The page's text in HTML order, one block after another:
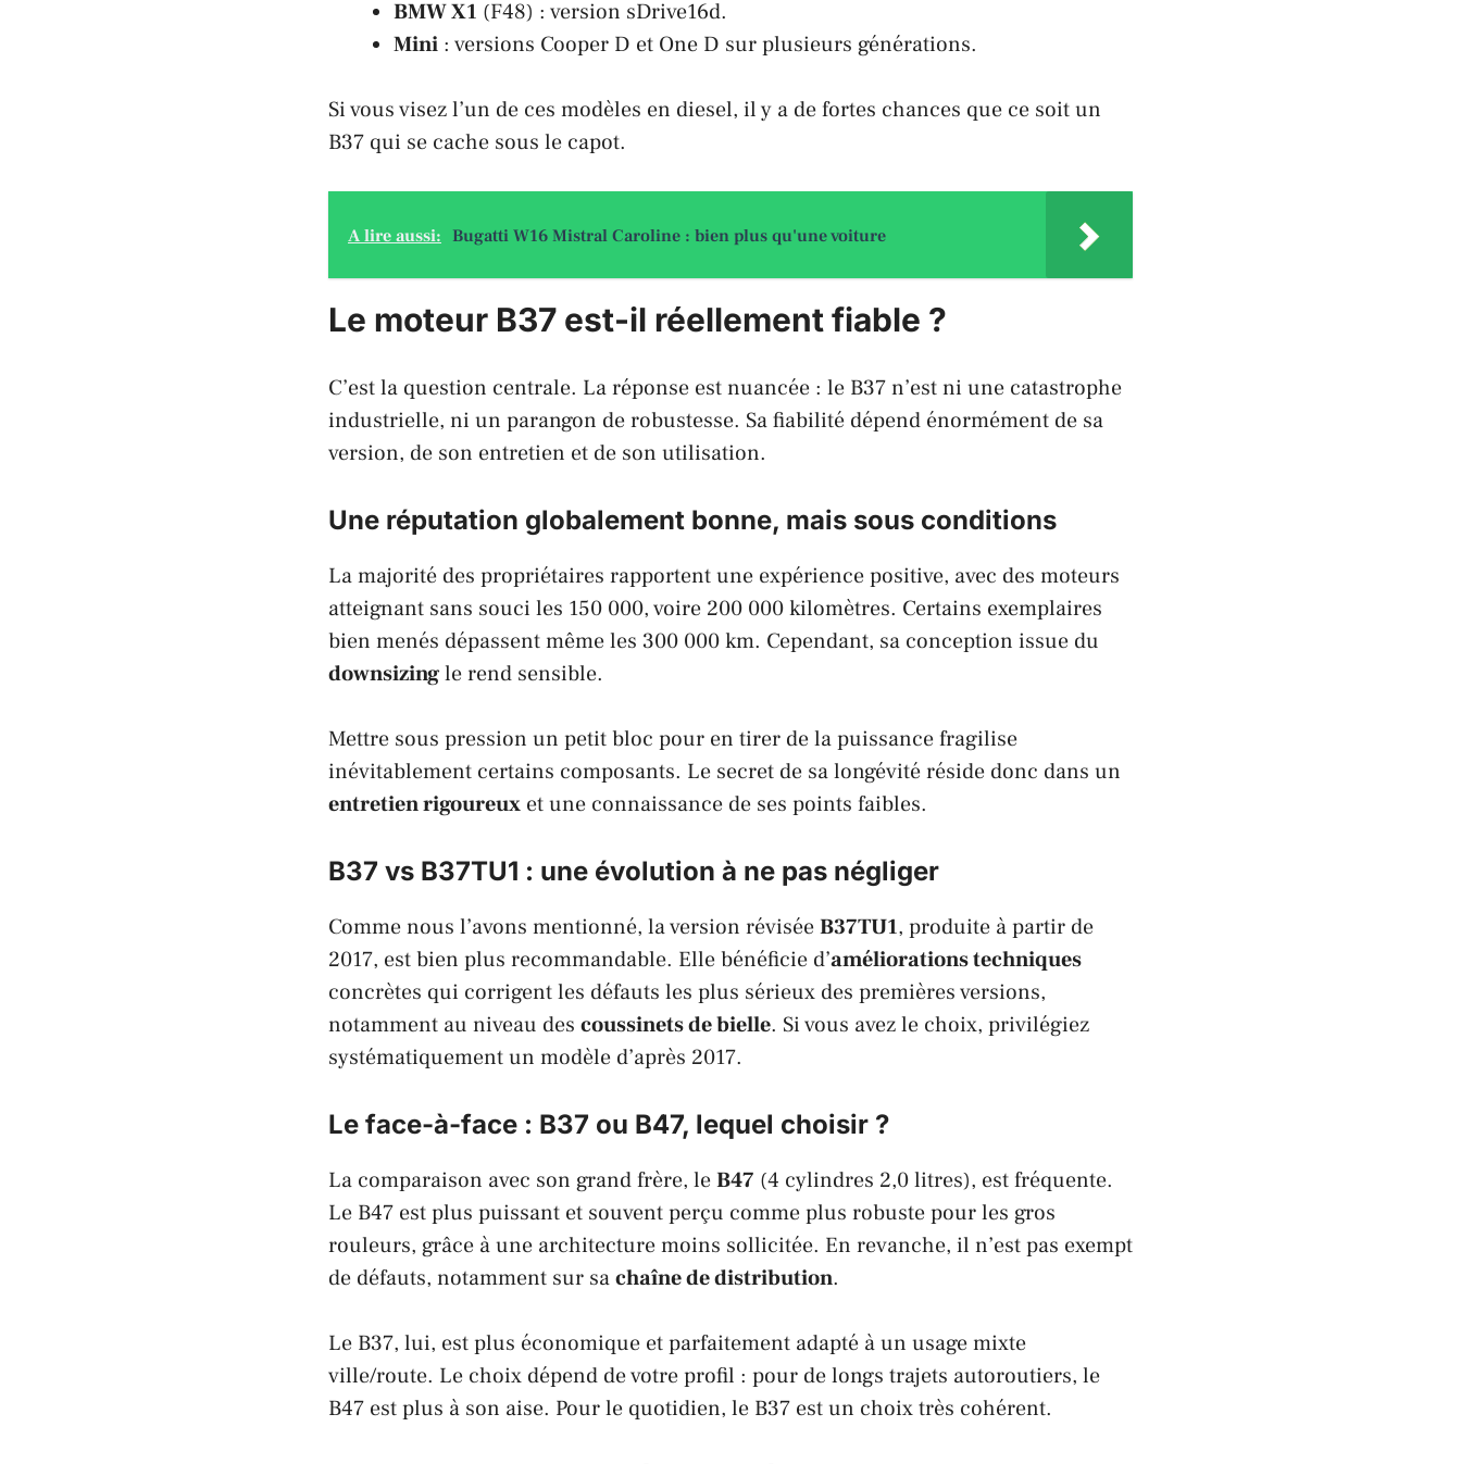
BMW X1 (F48) : version sDrive16d.
Mini : versions Cooper D et One D sur plusieurs générations.
Si vous visez l’un de ces modèles en diesel, il y a de fortes chances que ce soit un
B37 qui se cache sous le capot.
A lire aussi: Bugatti W16 Mistral Caroline : bien plus qu'une voiture
Le moteur B37 est-il réellement fiable ?
C’est la question centrale. La réponse est nuancée : le B37 n’est ni une catastrophe
industrielle, ni un parangon de robustesse. Sa fiabilité dépend énormément de sa
version, de son entretien et de son utilisation.
Une réputation globalement bonne, mais sous conditions
La majorité des propriétaires rapportent une expérience positive, avec des moteurs
atteignant sans souci les 150 000, voire 200 000 kilomètres. Certains exemplaires
bien menés dépassent même les 300 000 km. Cependant, sa conception issue du
downsizingle rend sensible.
Mettre sous pression un petit bloc pour en tirer de la puissance fragilise
inévitablement certains composants. Le secret de sa longévité réside donc dans un
entretien rigoureux et une connaissance de ses points faibles.
B37 vs B37TU1 : une évolution à ne pas négliger
Comme nous l’avons mentionné, la version réviséeB37TU1, produite à partir de
2017, est bien plus recommandable. Elle bénéficie d’améliorations techniques
concrètes qui corrigent les défauts les plus sérieux des premières versions,
notamment au niveau des coussinets de bielle. Si vous avez le choix, privilégiez
systématiquement un modèle d’après 2017.
Le face-à-face : B37 ou B47, lequel choisir ?
La comparaison avec son grand frère, leB47 (4 cylindres 2,0 litres), est fréquente.
Le B47 est plus puissant et souvent perçu comme plus robuste pour les gros
rouleurs, grâce à une architecture moins sollicitée. En revanche, il n’est pas exempt
de défauts, notamment sur sachaîne de distribution.
Le B37, lui, est plus économique et parfaitement adapté à un usage mixte
ville/route. Le choix dépend de votre profil : pour de longs trajets autoroutiers, le
B47 est plus à son aise. Pour le quotidien, le B37 est un choix très cohérent.